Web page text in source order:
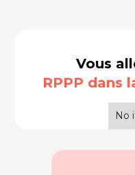
Vous
RPPP dans
No